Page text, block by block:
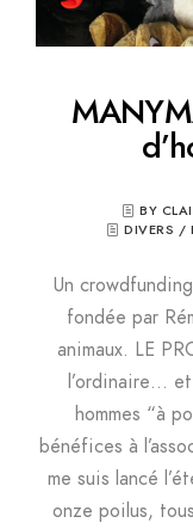
BY
DIVERS /
Un
fondée par
animaux. LE
l’ordinaire…
hommes “à
bénéfices à
me suis lancé
onze poilus,